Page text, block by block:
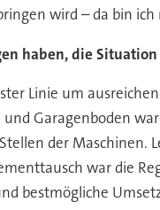
wird – da bin ich
haben, die
Linie um
Garagenboden
der
war die
bestmögliche